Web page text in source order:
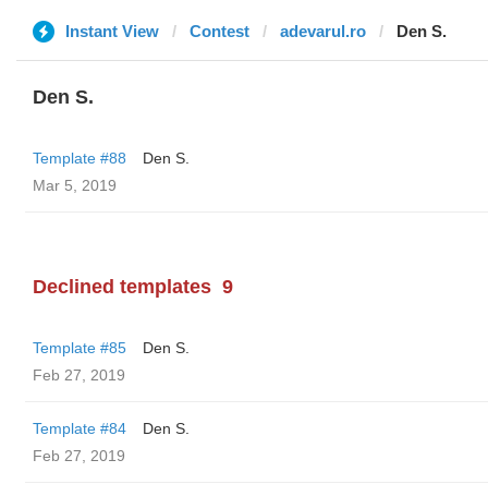
Instant View Contest adevarul.ro Den S.
Den S.
Template #88
Den S.
Mar 5, 2019
Declined templates 9
Template #85
Den S.
Feb 27, 2019
Template #84
Den S.
Feb 27, 2019